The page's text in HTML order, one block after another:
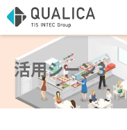
TOP
ソリューション・サービス
導入事例
活用シーン3